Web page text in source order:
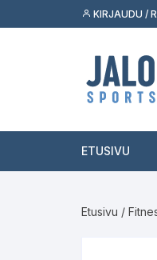
suoraan
KIRJAUDU /
ETUSIVU
Etusivu /